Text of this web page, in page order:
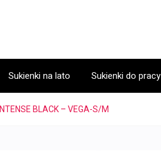
Sukienki na lato Sukienki do pracy
BLACK – VEGA-S/M